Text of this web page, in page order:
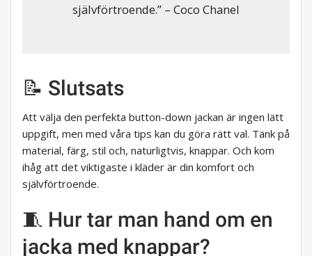
självförtroende.” – Coco Chanel
📝 Slutsats
Att välja den perfekta button-down jackan är ingen lätt
uppgift, men med våra tips kan du göra rätt val. Tänk på
material, färg, stil och, naturligtvis, knappar. Och kom
ihåg att det viktigaste i kläder är din komfort och
självförtroende.
🧵 Hur tar man hand om en
jacka med knappar?